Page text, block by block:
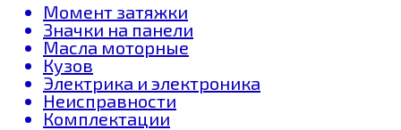
Момент затяжки
Значки на панели
Масла моторные
Кузов
Электрика и электроника
Неисправности
Комплектации